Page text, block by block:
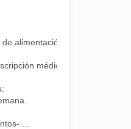
alimentación
médica, verificación
...